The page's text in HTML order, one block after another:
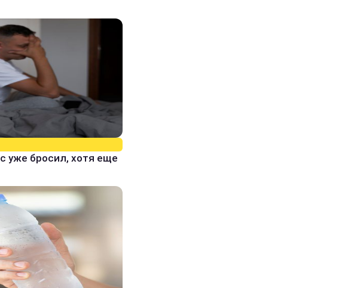
уже бросил, хотя еще